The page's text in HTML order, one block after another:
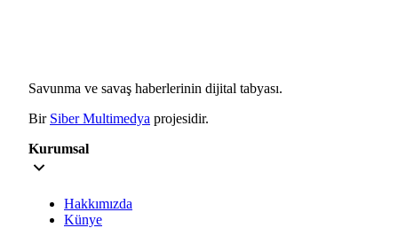
Savunma ve savaş haberlerinin dijital tabyası.
Bir Siber Multimedya projesidir.
Kurumsal
Hakkımızda
Künye